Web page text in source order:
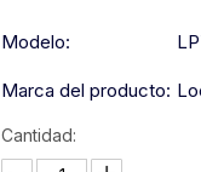
Modelo:
Marca del producto:
Cantidad: